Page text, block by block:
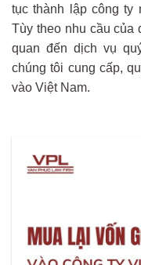
tục thành lập công ty
Tùy theo nhu cầu của
quan đến dịch vụ
chúng tôi cung cấp,
vào Việt Nam.